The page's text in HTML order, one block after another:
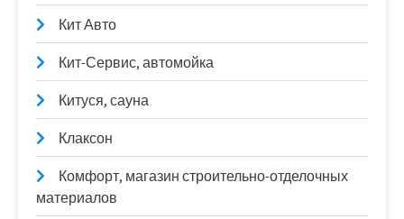
Кит Авто
Кит-Сервис, автомойка
Китуся, сауна
Клаксон
Комфорт, магазин строительно-отделочных
материалов